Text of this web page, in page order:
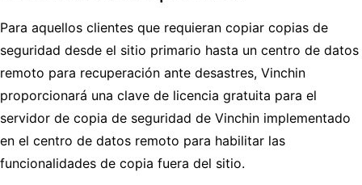
Para aquellos clientes que requieran copiar copias de
seguridad desde el sitio primario hasta un centro de datos
remoto para recuperación ante desastres, Vinchin
proporcionará una clave de licencia gratuita para el
servidor de copia de seguridad de Vinchin implementado
en el centro de datos remoto para habilitar las
funcionalidades de copia fuera del sitio.